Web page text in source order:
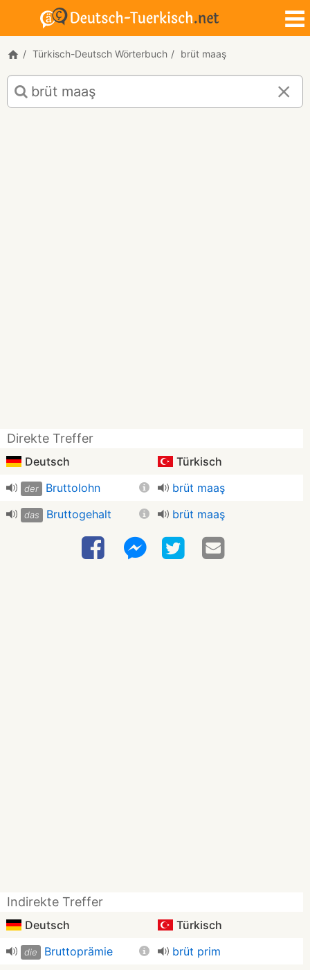
Türkisch-Deutsch Wörterbuch brüt maaş
Türkisch-
Deutsch
Übersetzung
Direkte Treffer
Deutsch Türkisch
der Bruttolohn brüt maaş
das Bruttogehalt brüt maaş
Indirekte Treffer
Deutsch Türkisch
die Bruttoprämie brüt prim